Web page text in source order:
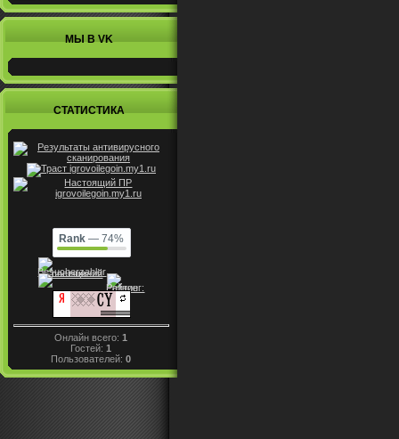
МЫ В VK
СТАТИСТИКА
Rank — 74%
Онлайн всего:1
Гостей:1
Пользователей:0